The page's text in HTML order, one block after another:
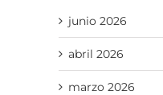
junio 2026
abril 2026
marzo 2026